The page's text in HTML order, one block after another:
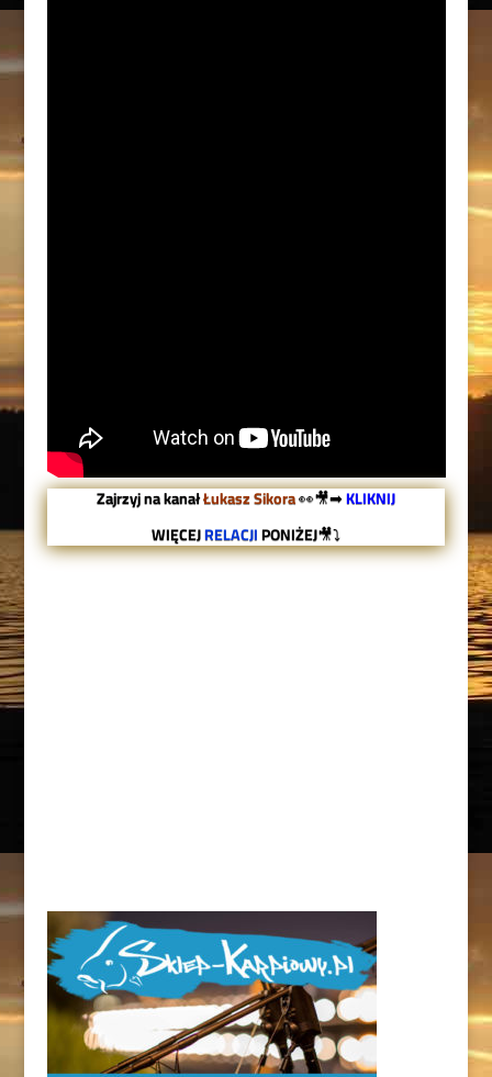
Zajrzyj na kanałŁukasz Sikora👀🎥➡KLIKNIJ
WIĘCEJRELACJIPONIŻEJ🎥⤵